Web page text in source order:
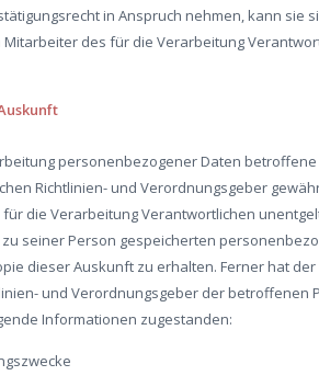
in Anspruch nehmen, kann sie
des für die Verarbeitung
personenbezogener Daten
Richtlinien- und Verordnungsgeber
die Verarbeitung Verantwortlichen
seiner Person gespeicherten
dieser Auskunft zu erhalten. Ferner hat der
und Verordnungsgeber der betroffenen
Informationen zugestanden: